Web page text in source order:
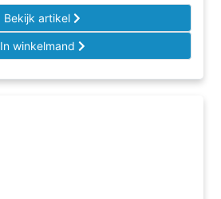
Bekijk artikel
In winkelmand